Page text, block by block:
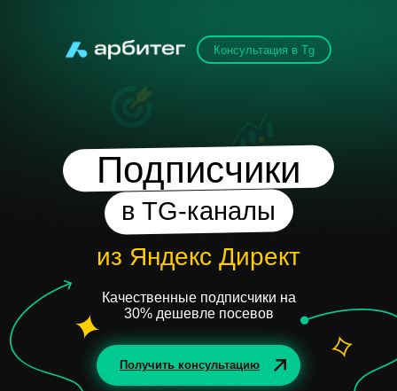
Консультация в Tg
Качественные подписчики на
30% дешевле посевов
Подписчики
в TG-каналы
из Яндекс Директ
Получить консультацию